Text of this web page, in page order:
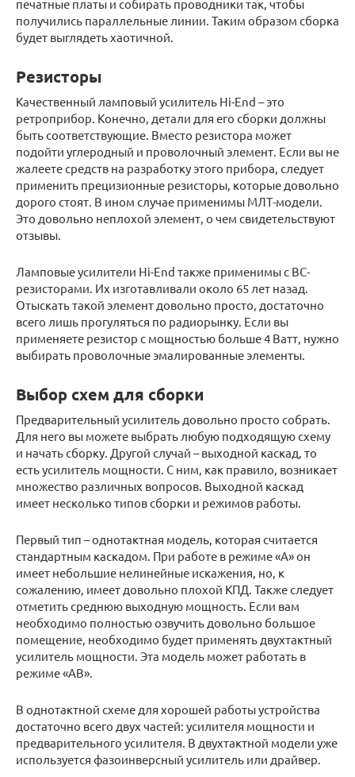
печатные платы и собирать проводники так, чтобы
получились параллельные линии. Таким образом сборка
будет выглядеть хаотичной.
Резисторы
Качественный ламповый усилитель Hi-End – это
ретроприбор. Конечно, детали для его сборки должны
быть соответствующие. Вместо резистора может
подойти углеродный и проволочный элемент. Если вы не
жалеете средств на разработку этого прибора, следует
применить прецизионные резисторы, которые довольно
дорого стоят. В ином случае применимы МЛТ-модели.
Это довольно неплохой элемент, о чем свидетельствуют
отзывы.
Ламповые усилители Hi-End также применимы с ВС-
резисторами. Их изготавливали около 65 лет назад.
Отыскать такой элемент довольно просто, достаточно
всего лишь прогуляться по радиорынку. Если вы
применяете резистор с мощностью больше 4 Ватт, нужно
выбирать проволочные эмалированные элементы.
Выбор схем для сборки
Предварительный усилитель довольно просто собрать.
Для него вы можете выбрать любую подходящую схему
и начать сборку. Другой случай – выходной каскад, то
есть усилитель мощности. С ним, как правило, возникает
множество различных вопросов. Выходной каскад
имеет несколько типов сборки и режимов работы.
Первый тип – однотактная модель, которая считается
стандартным каскадом. При работе в режиме «А» он
имеет небольшие нелинейные искажения, но, к
сожалению, имеет довольно плохой КПД. Также следует
отметить среднюю выходную мощность. Если вам
необходимо полностью озвучить довольно большое
помещение, необходимо будет применять двухтактный
усилитель мощности. Эта модель может работать в
режиме «АВ».
В однотактной схеме для хорошей работы устройства
достаточно всего двух частей: усилителя мощности и
предварительного усилителя. В двухтактной модели уже
используется фазоинверсный усилитель или драйвер.